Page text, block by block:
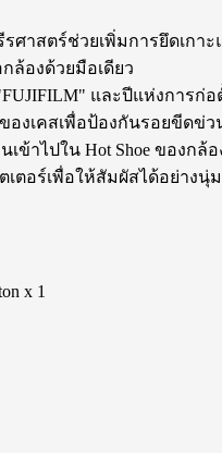
ศาสตร์ช่วยเพิ่มการยึดเกาะ
ล้องด้วยมือเดียว
และปีแห่งการก่อ
งเคสเพื่อป้องกันรอยขีดข่ว
เข้าไปใน Hot Shoe ของกล้อ
ตอร์เพื่อให้สัมผัสได้อย่างนุ่
x 1